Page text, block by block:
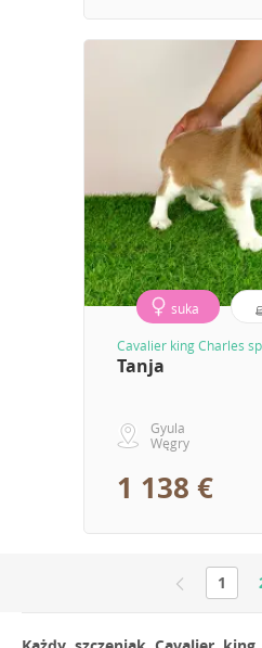
suka
Cavalier king Charles
Tanja
Gyula
Węgry
1 138 €
1